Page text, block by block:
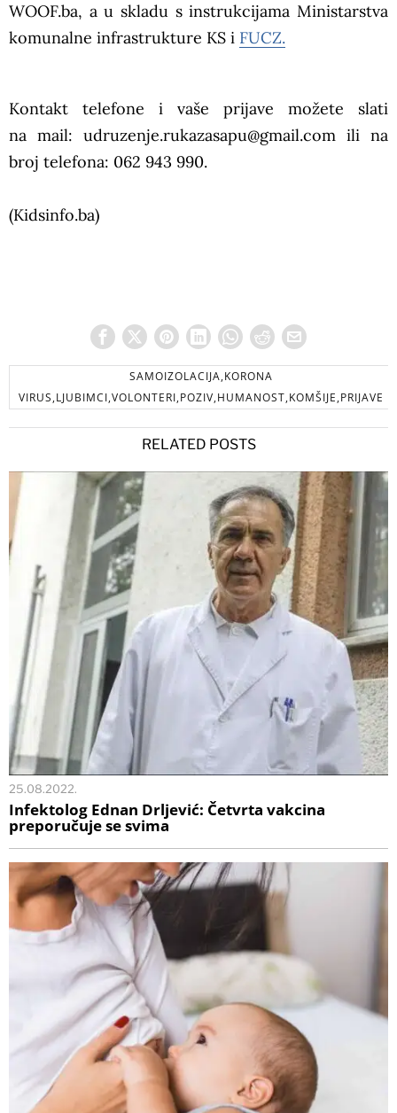
WOOF.ba, a u skladu s instrukcijama Ministarstva
komunalne infrastrukture KS i FUCZ.
Kontakt telefone i vaše prijave možete slati
na mail: udruzenje.rukazasapu@gmail.com ili na
broj telefona: 062 943 990.
(Kidsinfo.ba)
SAMOIZOLACIJA,KORONA
VIRUS,LJUBIMCI,VOLONTERI,POZIV,HUMANOST,KOMŠIJE,PRIJAVE
RELATED POSTS
25.08.2022.
Infektolog Ednan Drljević: Četvrta vakcina
preporučuje se svima